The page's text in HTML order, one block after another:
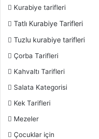
Kurabiye tarifleri
Tatlı Kurabiye Tarifleri
Tuzlu kurabiye tarifleri
Çorba Tarifleri
Kahvaltı Tarifleri
Salata Kategorisi
Kek Tarifleri
Mezeler
Çocuklar için